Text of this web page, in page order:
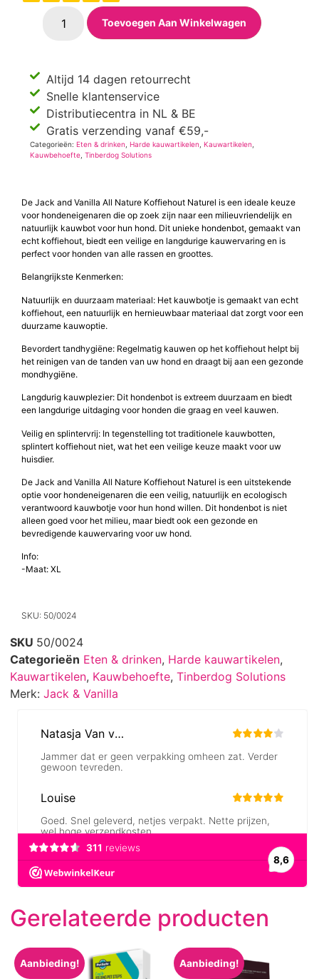
Toevoegen Aan Winkelwagen
Altijd 14 dagen retourrecht
Snelle klantenservice
Distributiecentra in NL & BE
Gratis verzending vanaf €59,-
Categorieën:Eten & drinken ,Harde kauwartikelen ,Kauwartikelen
Kauwbehoefte ,Tinberdog Solutions
De Jack and Vanilla All Nature Koffiehout Naturel is een ideale keuze
voor hondeneigenaren die op zoek zijn naar een milieuvriendelijk en
natuurlijk kauwbot voor hun hond. Dit unieke hondenbot, gemaakt van
echt koffiehout, biedt een veilige en langdurige kauwervaring en is
perfect voor honden van alle rassen en groottes.
Belangrijkste Kenmerken:
Natuurlijk en duurzaam materiaal: Het kauwbotje is gemaakt van echt
koffiehout, een natuurlijk en hernieuwbaar materiaal dat zorgt voor een
duurzame kauwoptie.
Bevordert tandhygiëne: Regelmatig kauwen op het koffiehout helpt bij
het reinigen van de tanden van uw hond en draagt bij aan een gezonde
mondhygiëne.
Langdurig kauwplezier: Dit hondenbot is extreem duurzaam en biedt
een langdurige uitdaging voor honden die graag en veel kauwen.
Veilig en splintervrij: In tegenstelling tot traditionele kauwbotten,
splintert koffiehout niet, wat het een veilige keuze maakt voor uw
huisdier.
De Jack and Vanilla All Nature Koffiehout Naturel is een uitstekende
optie voor hondeneigenaren die een veilig, natuurlijk en ecologisch
verantwoord kauwbotje voor hun hond willen. Dit hondenbot is niet
alleen goed voor het milieu, maar biedt ook een gezonde en
bevredigende kauwervaring voor uw hond.
Info:
-Maat: XL
SKU: 50/0024
SKU 50/0024
Categorieën Eten & drinken, Harde kauwartikelen,
Kauwartikelen, Kauwbehoefte, Tinberdog Solutions
Merk: Jack & Vanilla
Gerelateerde producten
Aanbieding! Aanbieding!